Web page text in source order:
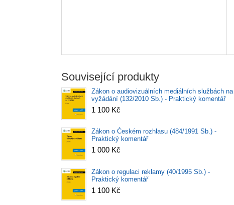
Související produkty
Zákon o audiovizuálních mediálních službách na
vyžádání (132/2010 Sb.) - Praktický komentář
1 100 Kč
Zákon o Českém rozhlasu (484/1991 Sb.) -
Praktický komentář
1 000 Kč
Zákon o regulaci reklamy (40/1995 Sb.) -
Praktický komentář
1 100 Kč